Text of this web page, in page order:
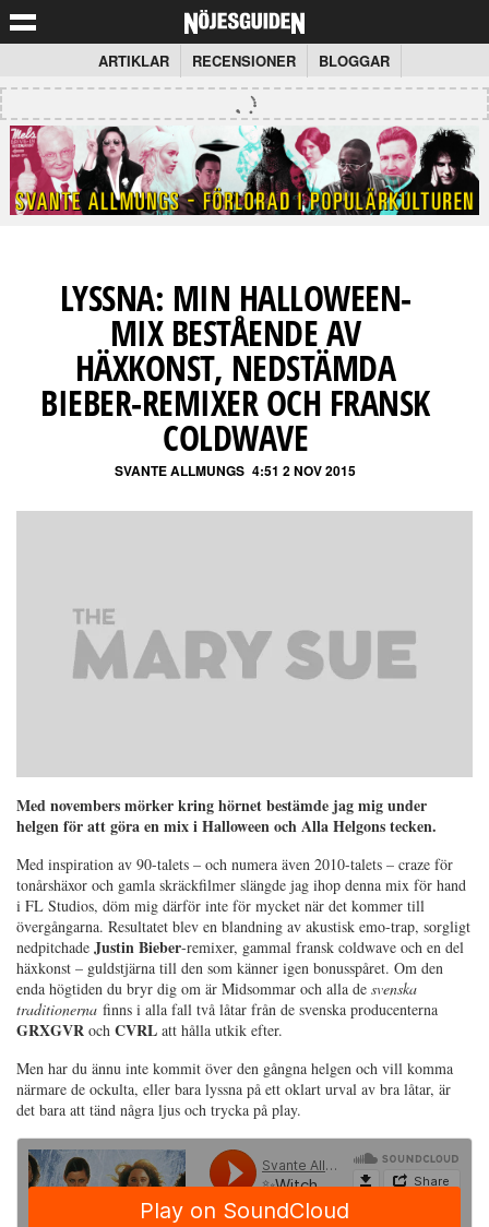
ARTIKLAR RECENSIONER BLOGGAR
LYSSNA: MIN HALLOWEEN-
MIX BESTÅENDE AV
HÄXKONST, NEDSTÄMDA
BIEBER-REMIXER OCH FRANSK
COLDWAVE
SVANTE ALLMUNGS 4:51 2 NOV 2015
Med novembers mörker kring hörnet bestämde jag mig under
helgen för att göra en mix i Halloween och Alla Helgons tecken.
Med inspiration av 90-talets – och numera även 2010-talets – craze för
tonårshäxor och gamla skräckfilmer slängde jag ihop denna mix för hand
i FL Studios, döm mig därför inte för mycket när det kommer till
övergångarna. Resultatet blev en blandning av akustisk emo-trap, sorgligt
nedpitchade Justin Bieber-remixer, gammal fransk coldwave och en del
häxkonst – guldstjärna till den som känner igen bonusspåret. Om den
enda högtiden du bryr dig om är Midsommar och alla de svenska
traditionerna finns i alla fall två låtar från de svenska producenterna
GRXGVR och CVRL att hålla utkik efter.
Men har du ännu inte kommit över den gångna helgen och vill komma
närmare de ockulta, eller bara lyssna på ett oklart urval av bra låtar, är
det bara att tänd några ljus och trycka på play.